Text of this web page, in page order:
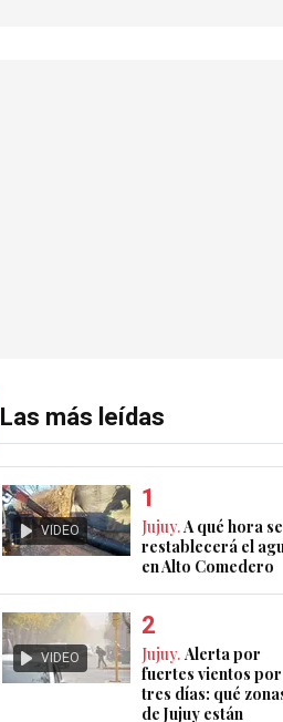
Las más leídas
VIDEO Jujuy.A qué hora se
restablecerá el
en Alto Comedero
VIDEO Jujuy. Alerta por
fuertes vientos por
tres días: qué
de Jujuy están